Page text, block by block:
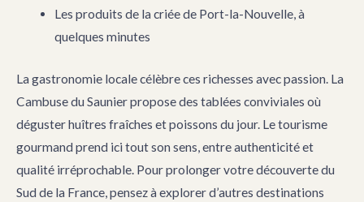
Les produits de la criée de Port-la-Nouvelle, à
quelques minutes
La gastronomie locale célèbre ces richesses avec passion. La
Cambuse du Saunier propose des tablées conviviales où
déguster huîtres fraîches et poissons du jour. Le tourisme
gourmand prend ici tout son sens, entre authenticité et
qualité irréprochable. Pour prolonger votre découverte du
Sud de la France, pensez à explorer d’autres destinations